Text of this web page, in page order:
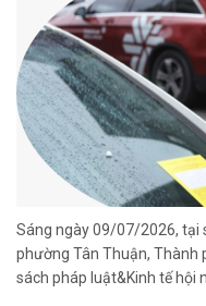
Sáng ngày 09/07/2026, tại
phường Tân Thuận, Thành
sách pháp luật&Kinh tế hội